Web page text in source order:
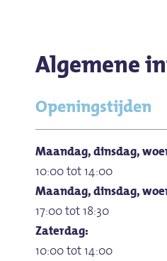
Algemene
Openingstijden
Maandag, dinsdag,
10:00 tot 14:00
Maandag, dinsdag,
17:00 tot 18:30
Zaterdag:
10:00 tot 14:00